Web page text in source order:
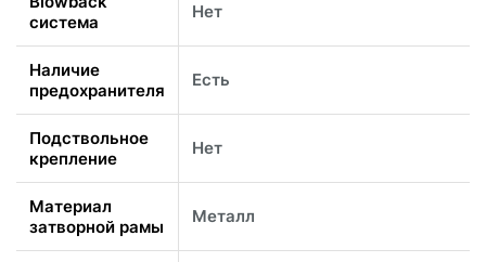
система
Нет
Наличие
предохранителя
Есть
Подствольное
крепление
Нет
Материал
затворной рамы
Металл